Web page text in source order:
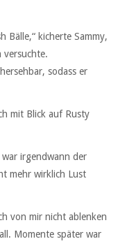
Bälle,“ kicherte Sammy,
versuchte.
sodass er
mit Blick auf Rusty
war irgendwann der
mehr wirklich Lust
von mir nicht ablenken
Momente später war